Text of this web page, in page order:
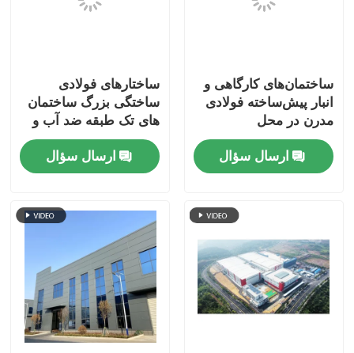
ساختمان‌های کارگاهی و
انبار پیش‌ساخته فولادی
مدرن در محل
ارسال سؤال
ساختارهای فولادی
ساختگی بزرگ ساختمان
های تک طبقه ضد آب و
هوا
ارسال سؤال